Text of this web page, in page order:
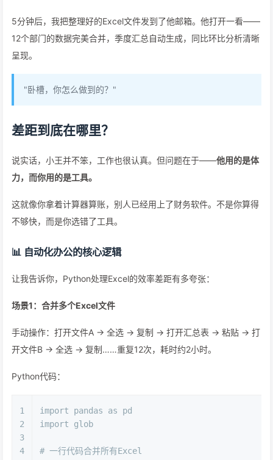
5分钟后，我把整理好的Excel文件发到了他邮箱。他打开一看——
12个部门的数据完美合并，季度汇总自动生成，同比环比分析清晰
呈现。
"卧槽，你怎么做到的？"
差距到底在哪里？
说实话，小王并不笨，工作也很认真。但问题在于——他用的是体
力，而你用的是工具。
这就像你拿着计算器算账，别人已经用上了财务软件。不是你算得
不够快，而是你选错了工具。
📊 自动化办公的核心逻辑
让我告诉你，Python处理Excel的效率差距有多夸张：
场景1：合并多个Excel文件
手动操作：打开文件A → 全选 → 复制 → 打开汇总表 → 粘贴 → 打
开文件B → 全选 → 复制……重复12次，耗时约2小时。
Python代码：
1
2
3
4
import pandas as pd
import glob
# 一行代码合并所有Excel